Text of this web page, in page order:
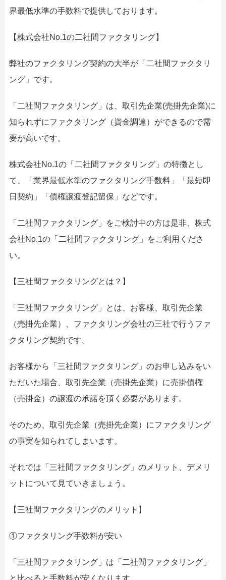
界最低水準の手数料で提供しております。
【株式会社No.1の二社間ファクタリング】
弊社のファクタリング契約の大半が「二社間ファクタリ
ング」です。
「二社間ファクタリング」は、取引先企業(売掛先企業)に
知られずにファクタリング（資金調達）ができるので需
要が高いです。
株式会社No.1の「二社間ファクタリング」の特徴とし
て、「業界最低水準のファクタリング手数料」「最短即
日契約」「債権譲渡登記留保」などです。
「二社間ファクタリング」をご検討中の方は是非、株式
会社No.1の「二社間ファクタリング」をご利用くださ
い。
【三社間ファクタリングとは？】
「三社間ファクタリング」とは、お客様、取引先企業
（売掛先企業）、ファクタリング会社の三社で行うファ
クタリング契約です。
お客様から「三社間ファクタリング」のお申し込みをい
ただいた場合、取引先企業（売掛先企業）に売掛債権
（売掛金）の譲渡の承諾を頂く必要があります。
そのため、取引先企業（売掛先企業）にファクタリング
の事実を知られてしまいます。
それでは「三社間ファクタリング」のメリット、デメリ
ットについて見ていきましょう。
【三社間ファクタリングのメリット】
①ファクタリング手数料が安い
「三社間ファクタリング」は「二社間ファクタリング」
と比べると手数料が安くなります。